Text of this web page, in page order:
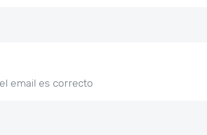
email es correcto